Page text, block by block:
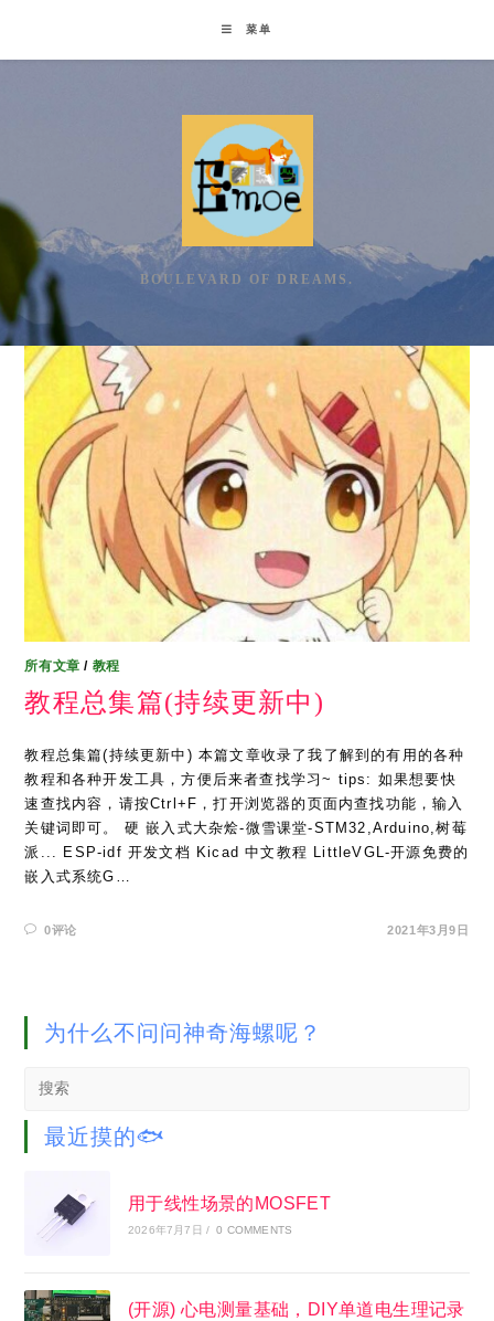
content
菜单
BOULEVARD OF DREAMS.
所有文章 / 教程
教程总集篇(持续更新中)
教程总集篇(持续更新中) 本篇文章收录了我了解到的有用的各种
教程和各种开发工具，方便后来者查找学习~ tips: 如果想要快
速查找内容，请按Ctrl+F，打开浏览器的页面内查找功能，输入
关键词即可。 硬 嵌入式大杂烩-微雪课堂-STM32,Arduino,树莓
派... ESP-idf 开发文档 Kicad 中文教程 LittleVGL-开源免费的
嵌入式系统G…
0评论 2021年3月9日
为什么不问问神奇海螺呢？
Search
website
最近摸的🐟
用于线性场景的MOSFET
2026年7月7日 / 0 COMMENTS
(开源) 心电测量基础，DIY单道电生理记录